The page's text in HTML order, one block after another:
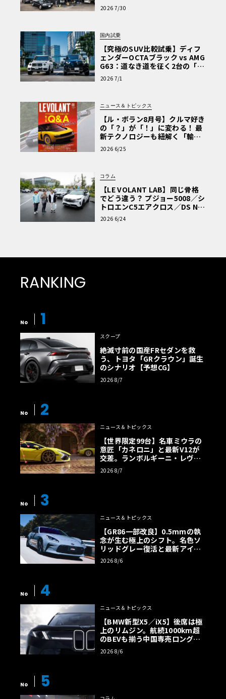
術と、プロがフックス製オイル
を選ぶ理由〈PR〉
2026 7/30
国内試乗
【究極のSUV比較試乗】ディフ
ェンダーOCTAブラック vs AMG
G63：道なき道を征く2台の「対
極的アプローチ」
2026 7/1
ニュース＆トピックス
【ル・ボラン8月号】クルマ好き
の「？」が「！」に変わる！ 最
新テクノロジーも紐解く「輸入
車Q&A」
2026 6/25
コラム
【LE VOLANT LAB】同じ骨格
でどう違う？ プジョー5008／シ
トロエンC5エアクロス／DS Nº4
読者一気乗りレポート
2026 6/24
RANKING
No 1
スクープ
絶滅寸前の国産FRセダンを救
う、トヨタ「GRクラウン」誕生
のシナリオ【予想CG】
2026 8/7
No 2
ニュース＆トピックス
【世界限定99台】名車ミウラの
意匠「カネロニ」と最新V12が
交差。ランボルギーニ・レヴエ
ルトに60周年記念車が登場
2026 8/7
No 3
ニュース＆トピックス
【GR86一部改良】0.5mmの執
念が生む極上のシフト。名色ソ
リッドグレー復活と最新アイサ
イトでFRの極みへ
2026 8/6
No 4
ニュース＆トピックス
【BMW新型X5／iX5】後席は極
上のリムジン。航続1000km超
のBEVも揃う中国専売ロング仕
様の全貌
2026 8/6
No 5